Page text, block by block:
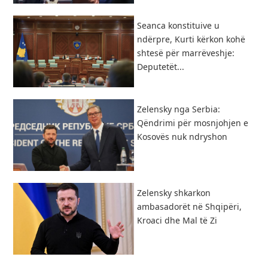
Seanca konstituive u
ndërpre, Kurti kërkon kohë
shtesë për marrëveshje:
Deputetët...
Zelensky nga Serbia:
Qëndrimi për mosnjohjen e
Kosovës nuk ndryshon
Zelensky shkarkon
ambasadorët në Shqipëri,
Kroaci dhe Mal të Zi